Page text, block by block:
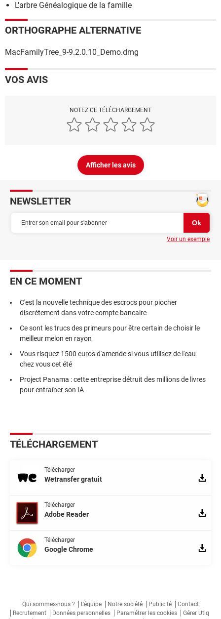
L'arbre Généalogique de la famille
ORTHOGRAPHE ALTERNATIVE
MacFamilyTree_9-9.2.0.10_Demo.dmg
VOS AVIS
NOTEZ CE TÉLÉCHARGEMENT
Afficher les avis
NEWSLETTER
Voir un exemple
EN CE MOMENT
C'est la nouvelle technique des escrocs pour piocher
discrètement dans votre compte bancaire
Ce sont les trucs des primeurs pour être certain de choisir le
meilleur melon en rayon
Vous risquez 1500 euros d'amende si vous utilisez de l'eau
chez vous cet été
Project Panama : cette entreprise détruit des millions de livres
pour entraîner son IA
TÉLÉCHARGEMENT
Télécharger
Wetransfer gratuit
Télécharger
Adobe Reader
Télécharger
Google Chrome
Qui sommes-nous ? L'équipe Notre société Publicité
Contact
Recrutement
Données personnelles Paramétrer les cookies
Gérer Utiq